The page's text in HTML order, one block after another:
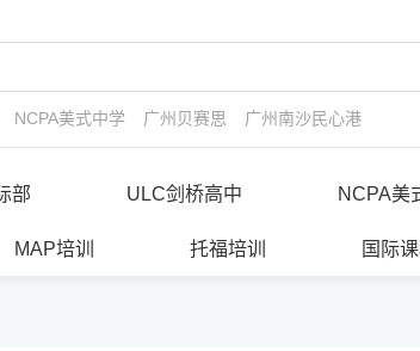
NCPA美式中学 广州贝赛思 广州南沙民心港人子弟
部 ULC剑桥高中 NCPA美
MAP培训 托福培训 国际